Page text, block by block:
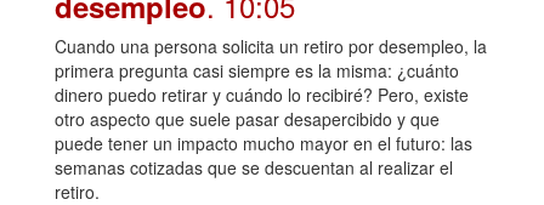
Cuando una persona solicita un retiro por desempleo, la
primera pregunta casi siempre es la misma: ¿cuánto
dinero puedo retirar y cuándo lo recibiré? Pero, existe
otro aspecto que suele pasar desapercibido y que
puede tener un impacto mucho mayor en el futuro: las
semanas cotizadas que se descuentan al realizar el
retiro.